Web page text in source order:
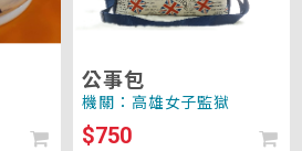
公事包
機關：高雄女子監獄
$750